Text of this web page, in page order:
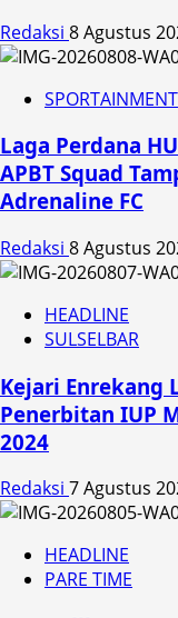
Redaksi 8 Agustus
SPORTAINMENT
Laga Perdana
APBT Squad
Adrenaline FC
Redaksi 8 Agustus
HEADLINE
SULSELBAR
Kejari Enrekang
Penerbitan IUP
2024
Redaksi 7 Agustus
HEADLINE
PARE TIME